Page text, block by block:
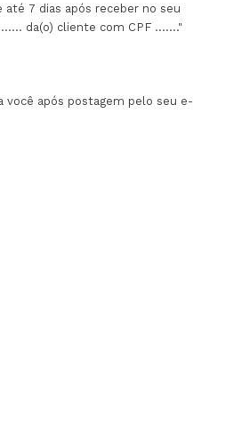
até 7 dias após receber no seu
da(o) cliente com CPF ......."
você após postagem pelo seu e-